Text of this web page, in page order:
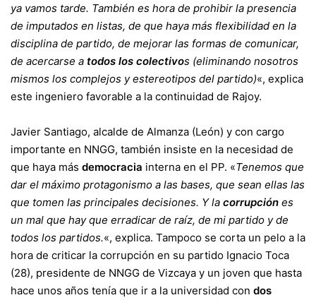
ya vamos tarde. También es hora de prohibir la presencia
de imputados en listas, de que haya más flexibilidad en la
disciplina de partido, de mejorar las formas de comunicar,
de acercarse a todos los colectivos (eliminando nosotros
mismos los complejos y estereotipos del partido)«, explica
este ingeniero favorable a la continuidad de Rajoy.
Javier Santiago, alcalde de Almanza (León) y con cargo
importante en NNGG, también insiste en la necesidad de
que haya más democracia interna en el PP. «Tenemos que
dar el máximo protagonismo a las bases, que sean ellas las
que tomen las principales decisiones. Y la corrupción es
un mal que hay que erradicar de raíz, de mi partido y de
todos los partidos.«, explica. Tampoco se corta un pelo a la
hora de criticar la corrupción en su partido Ignacio Toca
(28), presidente de NNGG de Vizcaya y un joven que hasta
hace unos años tenía que ir a la universidad con dos